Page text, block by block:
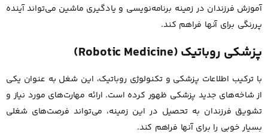
آموزش فرزندان در زمینه برنامه‌نویسی و یادگیری ماشین می‌تواند آینده
پررنگی برای آنها فراهم کند.
پزشکی روباتیک (Robotic Medicine)
با ترکیب اطلاعات پزشکی و تکنولوژی روباتیک، این شغل به عنوان یکی
از شاخه‌های جدید پزشکی ظهور کرده است. ارائه مهارت‌های مورد نیاز و
تشویق فرزندان به تحصیل در این زمینه، می‌تواند فرصت‌های شغلی
بسیار خوبی را برای آنها فراهم کند.